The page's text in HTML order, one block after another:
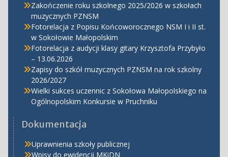
Zakończenie roku szkolnego 2025/2026 w szkołach
muzycznych PZNSM
Fotorelacja z Popisu Końcoworocznego NSM I i II st.
w Sokołowie Małopolskim
Fotorelacja z audycji klasy gitary Krzysztofa Przybyło
– 13.06.2026
Zapisy do szkół muzycznych PZNSM na rok szkolny
2026/2027
Wielki sukces uczennic z Sokołowa Małopolskiego na
Ogólnopolskim Konkursie w Pruchniku
Dokumentacja
Uprawnienia szkoły publicznej
Wpisy do ewidencji MKiDN